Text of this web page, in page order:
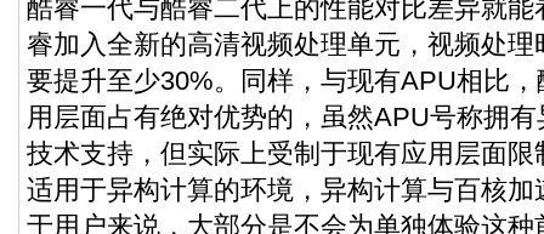
酷睿一代与酷睿二代上的性能对比差异就
睿加入全新的高清视频处理单元，视频处
要提升至少30%。同样，与现有APU相比
用层面占有绝对优势的，虽然APU号称拥
技术支持，但实际上受制于现有应用层面
适用于异构计算的环境，异构计算与百核
于用户来说，大部分是不会为单独体验这